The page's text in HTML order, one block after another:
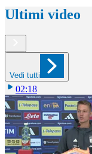
Ultimi video
Vedi tutti
02:18